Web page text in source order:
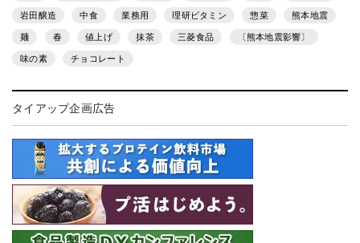
岩田醸造 中食 業務用 理研ビタミン 惣菜 熊本地震
麺 春 値上げ 抹茶 三菱食品 〔熊本地震影響〕
味の素 チョコレート
タイアップ企画広告